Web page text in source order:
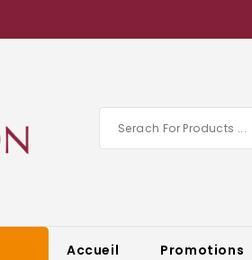
Accueil Promotions